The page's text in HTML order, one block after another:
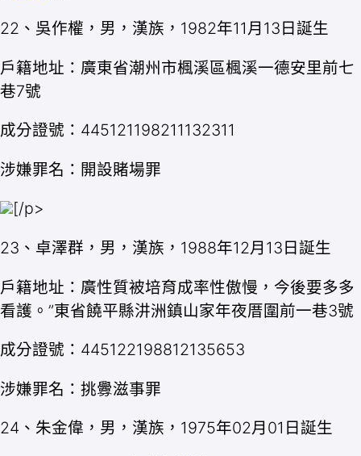
22、吳作權，男，漢族，1982年11月13日誕生
戶籍地址：廣東省潮州市楓溪區楓溪一德安里前七
巷7號
成分證號：445121198211132311
涉嫌罪名：開設賭場罪
[/p>
23、卓澤群，男，漢族，1988年12月13日誕生
戶籍地址：廣性質被培育成率性傲慢，今後要多多
看護。”東省饒平縣汫洲鎮山家年夜厝圍前一巷3號
成分證號：445122198812135653
涉嫌罪名：挑釁滋事罪
24、朱金偉，男，漢族，1975年02月01日誕生